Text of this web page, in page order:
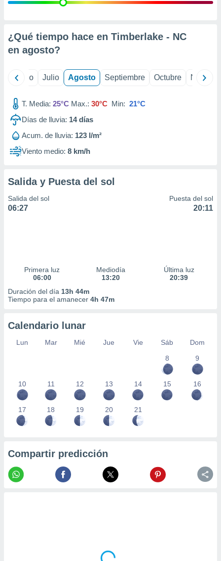
e
mediante
de
1199
¿Qué tiempo hace en Timberlake - NC
en agosto?
Junio Julio Agosto Septiembre Octubre
T. Media: 25°C Max.: 30°C Min: 21°C
Días de lluvia: 14días
Acum. de lluvia: 123 l/m²
Viento medio: 8 km/h
Salida y Puesta del sol
Salida del sol
06:27
Puesta del sol
20:11
Primera luz
06:00
Mediodía
13:20
Última luz
20:39
Duración del día 13h 44m
Tiempo para el amanecer 4h 47m
Calendario lunar
Lun Mar Mié Jue Vie Sáb
Dom
8
9
10 11 12 13 14 15 16
17 18 19 20 21
Compartir predicción